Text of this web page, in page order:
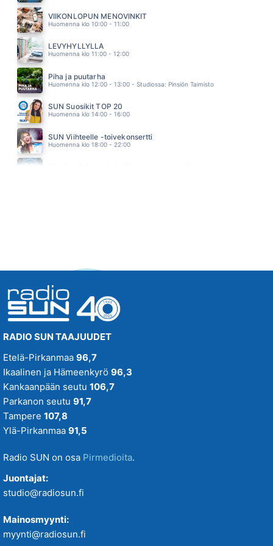
MARISKA
08.38
VIIKONLOPUN MENOVINKIT
Huomenna klo 10:00 - 11:00
LEVYHYLLYLLÄ
Huomenna klo 11:00 - 12:00
Piha ja puutarha
Huomenna klo 12:00 - 13:00 - Studiossa: Pinsiön Taimisto
SUN Suosikit TOP 20
Huomenna klo 14:00 - 16:00
SUN Viihteelle -toivekonsertti
Huomenna klo 18:00 - 22:00
RADIO SUN TAAJUUDET
Etelä-Pirkanmaa 96,7
Ikaalinen ja Hämeenkyrö 96,3
Kankaanpään seutu 106,7
Parkanon seutu 91,7
Tampere 107,8
Ylä-Pirkanmaa 91,5
Radio SUN on osa Pirmedioita.
Juontajat:
studio@radiosun.fi
Mainosmyynti:
myynti@radiosun.fi